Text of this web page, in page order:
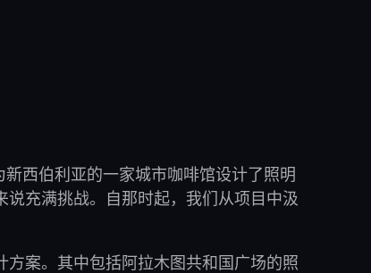
西伯利亚的一家城市咖啡馆设计了照明
充满挑战。自那时起，我们从项目中汲
案。其中包括阿拉木图共和国广场的照